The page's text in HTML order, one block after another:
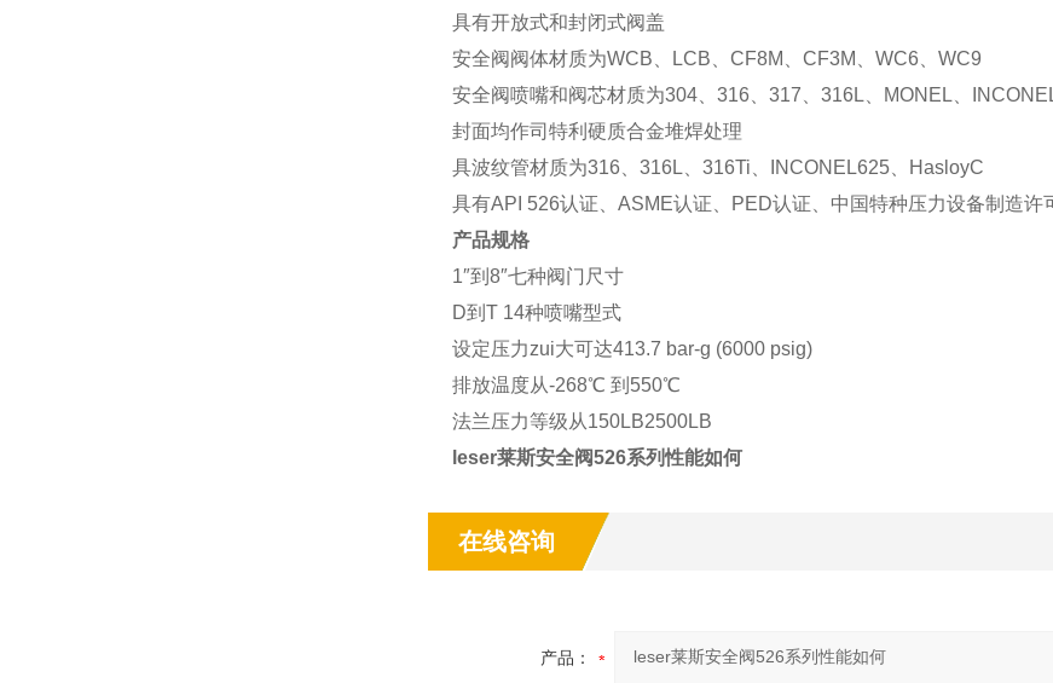
具有开放式和封闭式阀盖
安全阀阀体材质为WCB、LCB、CF8M、CF3M、WC6、WC9
安全阀喷嘴和阀芯材质为304、316、317、316L、MONEL、
封面均作司特利硬质合金堆焊处理
具波纹管材质为316、316L、316Ti、INCONEL625、HasloyC
具有API 526认证、ASME认证、PED认证、中国特种压力设备制造许
产品规格
1″到8″七种阀门尺寸
D到T 14种喷嘴型式
设定压力zui大可达413.7 bar-g (6000 psig)
排放温度从-268℃ 到550℃
法兰压力等级从150LB2500LB
leser莱斯安全阀526系列性能如何
在线咨询
产品：